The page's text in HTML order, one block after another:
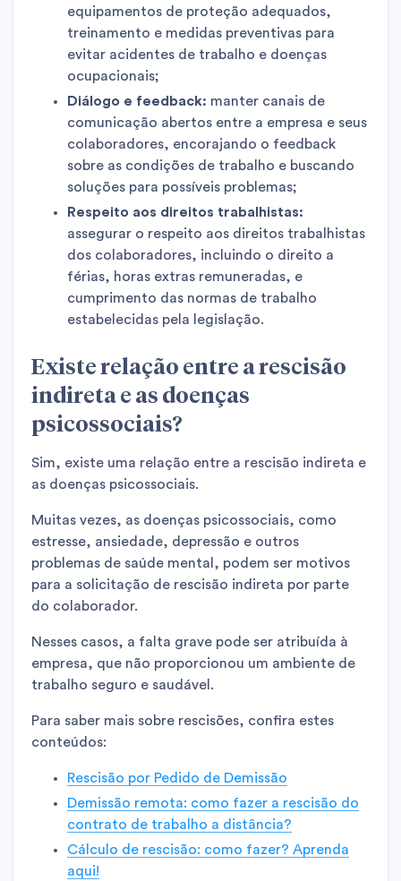
equipamentos de proteção adequados,
treinamento e medidas preventivas para
evitar acidentes de trabalho e doenças
ocupacionais;
Diálogo e feedback: manter canais de
comunicação abertos entre a empresa e seus
colaboradores, encorajando o feedback
sobre as condições de trabalho e buscando
soluções para possíveis problemas;
Respeito aos direitos trabalhistas:
assegurar o respeito aos direitos trabalhistas
dos colaboradores, incluindo o direito a
férias, horas extras remuneradas, e
cumprimento das normas de trabalho
estabelecidas pela legislação.
Existe relação entre a rescisão
indireta e as doenças
psicossociais?
Sim, existe uma relação entre a rescisão indireta e
as doenças psicossociais.
Muitas vezes, as doenças psicossociais, como
estresse, ansiedade, depressão e outros
problemas de saúde mental, podem ser motivos
para a solicitação de rescisão indireta por parte
do colaborador.
Nesses casos, a falta grave pode ser atribuída à
empresa, que não proporcionou um ambiente de
trabalho seguro e saudável.
Para saber mais sobre rescisões, confira estes
conteúdos:
Rescisão por Pedido de Demissão
Demissão remota: como fazer a rescisão do
contrato de trabalho a distância?
Cálculo de rescisão: como fazer? Aprenda
aqui!